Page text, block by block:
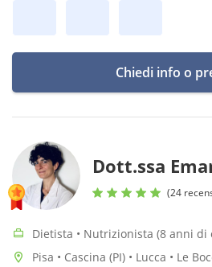
Chiedi info o
Dott.ssa
(24
Dietista • Nutrizionista (8 anni di
Pisa • Cascina (PI) • Lucca • Le